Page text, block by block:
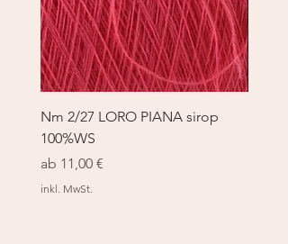
Nm 2/27 LORO PIANA sirop
100%WS
ab 11,00 €
Sale-Preis
inkl. MwSt.